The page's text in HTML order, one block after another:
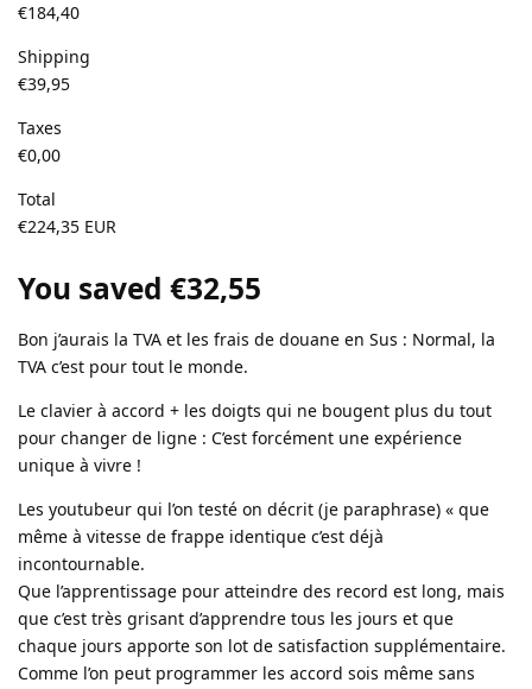
€184,40
Shipping
€39,95
Taxes
€0,00
Total
€224,35 EUR
You saved €32,55
Bon j’aurais la TVA et les frais de douane en Sus : Normal, la
TVA c’est pour tout le monde.
Le clavier à accord + les doigts qui ne bougent plus du tout
pour changer de ligne : C’est forcément une expérience
unique à vivre !
Les youtubeur qui l’on testé on décrit (je paraphrase) « que
même à vitesse de frappe identique c’est déjà
incontournable.
Que l’apprentissage pour atteindre des record est long, mais
que c’est très grisant d’apprendre tous les jours et que
chaque jours apporte son lot de satisfaction supplémentaire.
Comme l’on peut programmer les accord sois même sans